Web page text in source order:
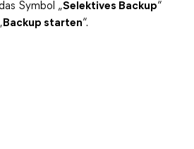
Symbol „Selektives Backup“
Backup starten“.